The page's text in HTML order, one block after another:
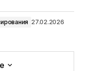
27.02.2026